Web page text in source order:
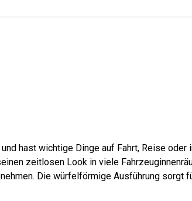
hast wichtige Dinge auf Fahrt, Reise oder
zeitlosen Look in viele
Die würfelförmige Ausführung sorgt